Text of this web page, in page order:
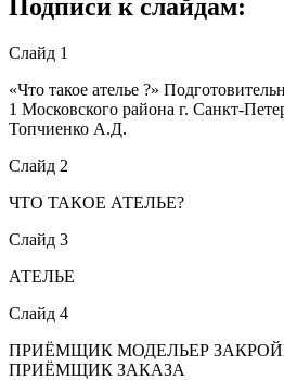
Подписи к слайдам:
Слайд 1
«Что такое ателье ?»
1 Московского района г. Санкт-
Топчиенко А.Д.
Слайд 2
ЧТО ТАКОЕ АТЕЛЬЕ?
Слайд 3
АТЕЛЬЕ
Слайд 4
ПРИЁМЩИК МОДЕЛЬЕР
ПРИЁМЩИК ЗАКАЗА